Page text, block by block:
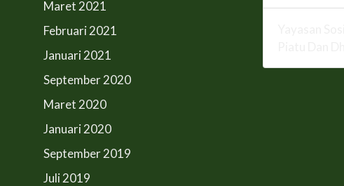
Maret 2021
Februari 2021
Januari 2021
September 2020
Maret 2020
Januari 2020
September 2019
Juli 2019